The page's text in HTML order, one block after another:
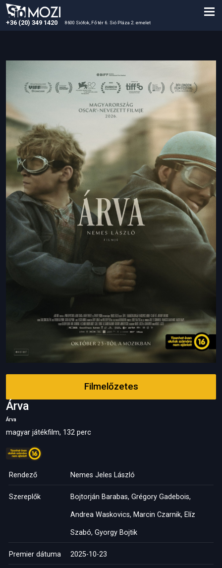
+36 (20) 349 1420 8600 Siófok, Fő tér 6. Sió Pláza 2. emelet
Filmelőzetes
Árva
Árva
magyar játékfilm, 132 perc
Rendező Nemes Jeles László
Szereplők Bojtorján Barabas, Grégory Gadebois,
Andrea Waskovics, Marcin Czarnik, Elíz
Szabó, Gyorgy Bojtik
Premier dátuma 2025-10-23